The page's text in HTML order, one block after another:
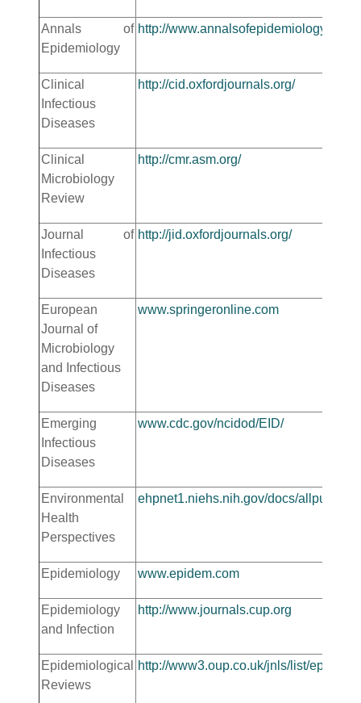
Annals of
Epidemiology
http://www.annalsofepidemiology.org/
Clinical
Infectious
Diseases
http://cid.oxfordjournals.org/
Clinical
Microbiology
Review
http://cmr.asm.org/
Journal of
Infectious
Diseases
http://jid.oxfordjournals.org/
European
Journal of
Microbiology
and Infectious
Diseases
www.springeronline.com
Emerging
Infectious
Diseases
www.cdc.gov/ncidod/EID/
Environmental
Health
Perspectives
ehpnet1.niehs.nih.gov/docs/
Epidemiology www.epidem.com
Epidemiology
and Infection
http://www.journals.cup.org
Epidemiological
Reviews
http://www3.oup.co.uk/jnls/list/epirev/